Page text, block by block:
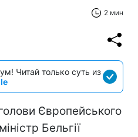
2 мин
Читай только суть из
Європейського
Бельгії